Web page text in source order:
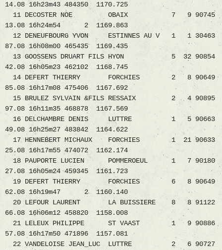
14.08 16h23m43 484350 1170.725
11 DECOSTER NOE OBAIX 7 9 90745
13.08 16h24m54 2 1169.863
12 DENEUFBOURG YVON ESTINNES AU V 1 1 30463
87.08 16h08m00 465435 1169.435
13 GOOSSENS DRUART FILS HYON 5 32 90854
42.08 16h05m23 462102 1168.745
14 DEFERT THIERRY FORCHIES 2 8 90649
85.08 16h17m08 475406 1167.692
15 BRULEZ SYLVAIN &FILS RESSAIX 2 4 90895
97.08 16h11m35 468878 1167.569
16 DELCHAMBRE DENIS LUTTRE 1 5 90663
49.08 16h25m27 483842 1164.622
17 HENNEBERT MICHAUX FORCHIES 1 21 90633
25.08 16h17m55 474072 1162.174
18 PAUPORTE LUCIEN POMMEROEUL 1 7 90180
27.08 16h05m24 459345 1161.723
19 DEFERT THIERRY FORCHIES 6 8 90649
62.08 16h19m47 2 1160.140
20 LEFOUR LAURENT LA BUISSIERE 8 8 91122
66.08 16h06m12 458820 1158.008
21 LELEUX PHILIPPE ST VAAST 1 9 90886
57.08 16h17m50 471896 1157.081
22 VANDELOISE JEAN_LUC LUTTRE 2 6 90727